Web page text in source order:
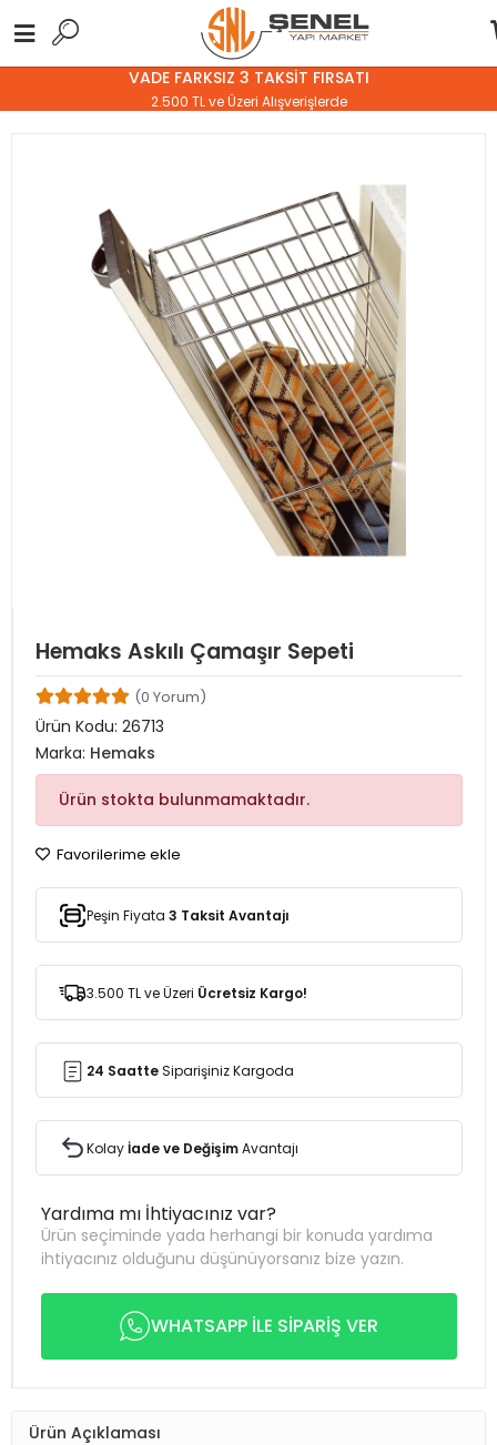
VADE FARKSIZ 3 TAKSİT FIRSATI
2.500 TL ve Üzeri Alışverişlerde
Hemaks Askılı Çamaşır Sepeti
(0 Yorum)
Ürün Kodu: 26713
Marka: Hemaks
Ürün stokta bulunmamaktadır.
Favorilerime ekle
Peşin Fiyata 3 Taksit Avantajı
3.500 TL ve Üzeri Ücretsiz Kargo!
24 SaatteSiparişiniz Kargoda
Kolayİade ve DeğişimAvantajı
Yardıma mı İhtiyacınız var?
Ürün seçiminde yada herhangi bir konuda yardıma
ihtiyacınız olduğunu düşünüyorsanız bize yazın.
WHATSAPP İLE SİPARİŞ VER
Ürün Açıklaması